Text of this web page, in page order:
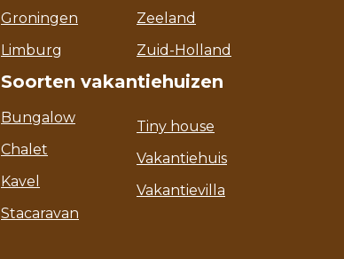
Groningen
Limburg
Zeeland
Zuid-Holland
Soorten vakantiehuizen
Bungalow
Chalet
Kavel
Stacaravan
Tiny house
Vakantiehuis
Vakantievilla